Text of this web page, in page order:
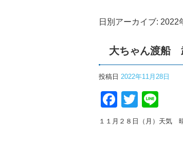
日別アーカイブ: 2022
大ちゃん渡船
投稿日 2022年11月28日
Facebook
Twitter
１１月２８日（月）天気